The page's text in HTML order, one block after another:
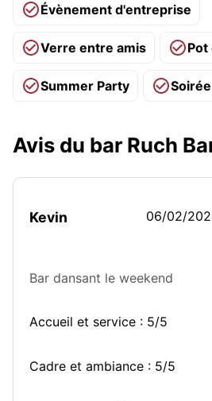
Évènement d'entreprise
Verre entre amis Pot
Summer Party
Avis du bar Ruch
Kevin 06/02/
Bar dansant le weekend
Accueil et service : 5/5
Cadre et ambiance : 5/5